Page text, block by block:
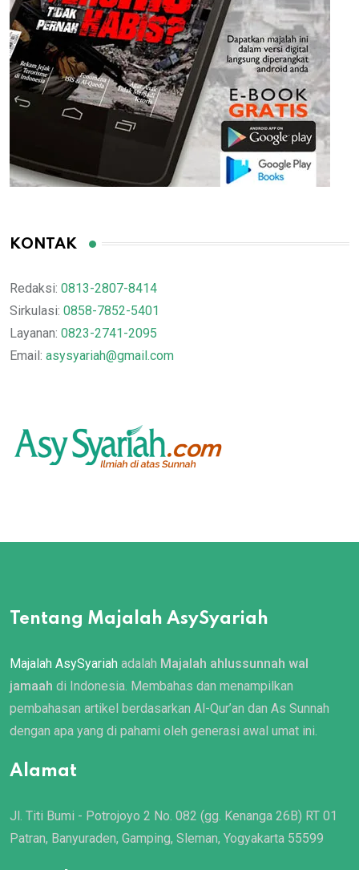
KONTAK
Redaksi: 0813-2807-8414
Sirkulasi: 0858-7852-5401
Layanan: 0823-2741-2095
Email: asysyariah@gmail.com
Tentang Majalah AsySyariah
Majalah AsySyariah adalah Majalah ahlussunnah wal
jamaah di Indonesia. Membahas dan menampilkan
pembahasan artikel berdasarkan Al-Qur’an dan As Sunnah
dengan apa yang di pahami oleh generasi awal umat ini.
Alamat
Jl. Titi Bumi - Potrojoyo 2 No. 082 (gg. Kenanga 26B) RT 01
Patran, Banyuraden, Gamping, Sleman, Yogyakarta 55599